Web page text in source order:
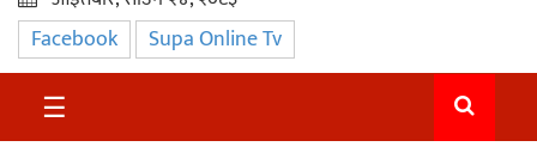
प्रमुख
समाचार
सुदुर
Facebook Supa Online Tv
☰